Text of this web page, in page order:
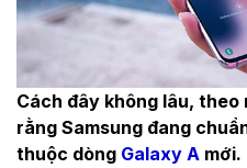
Cách đây không lâu, theo
rằng Samsung đang
thuộc dòng Galaxy A mới.